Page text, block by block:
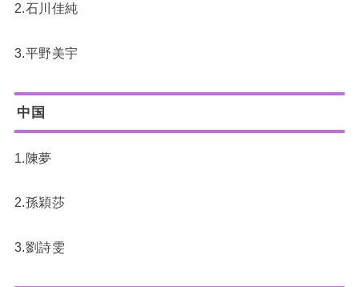
2.石川佳純
3.平野美宇
中国
1.陳夢
2.孫穎莎
3.劉詩雯